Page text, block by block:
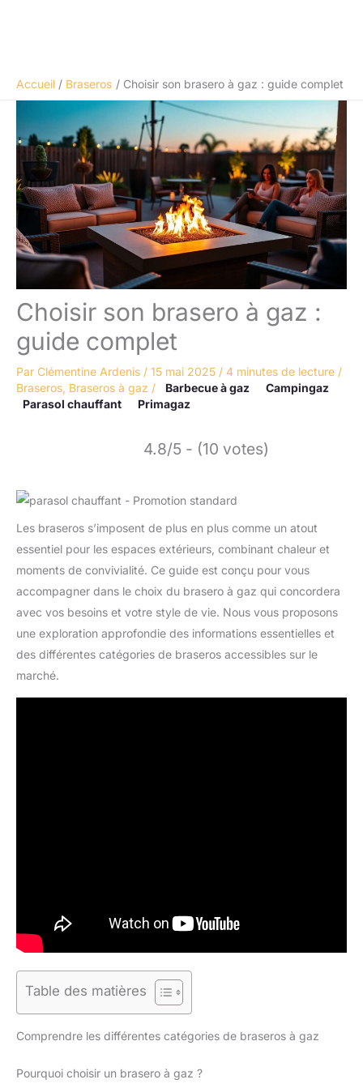
Accueil Braseros Choisir son brasero à gaz : guide complet
Choisir son brasero à gaz :
guide complet
Par Clémentine Ardenis / 15 mai 2025 / 4 minutes de lecture /
Braseros, Braseros à gaz / Barbecue à gaz
Campingaz
Parasol chauffant
Primagaz
4.8/5 - (10 votes)
Les braseros s’imposent de plus en plus comme un atout
essentiel pour les espaces extérieurs, combinant chaleur et
moments de convivialité. Ce guide est conçu pour vous
accompagner dans le choix du brasero à gaz qui concordera
avec vos besoins et votre style de vie. Nous vous proposons
une exploration approfondie des informations essentielles et
des différentes catégories de braseros accessibles sur le
marché.
Table des matières
Comprendre les différentes catégories de braseros à gaz
Pourquoi choisir un brasero à gaz ?